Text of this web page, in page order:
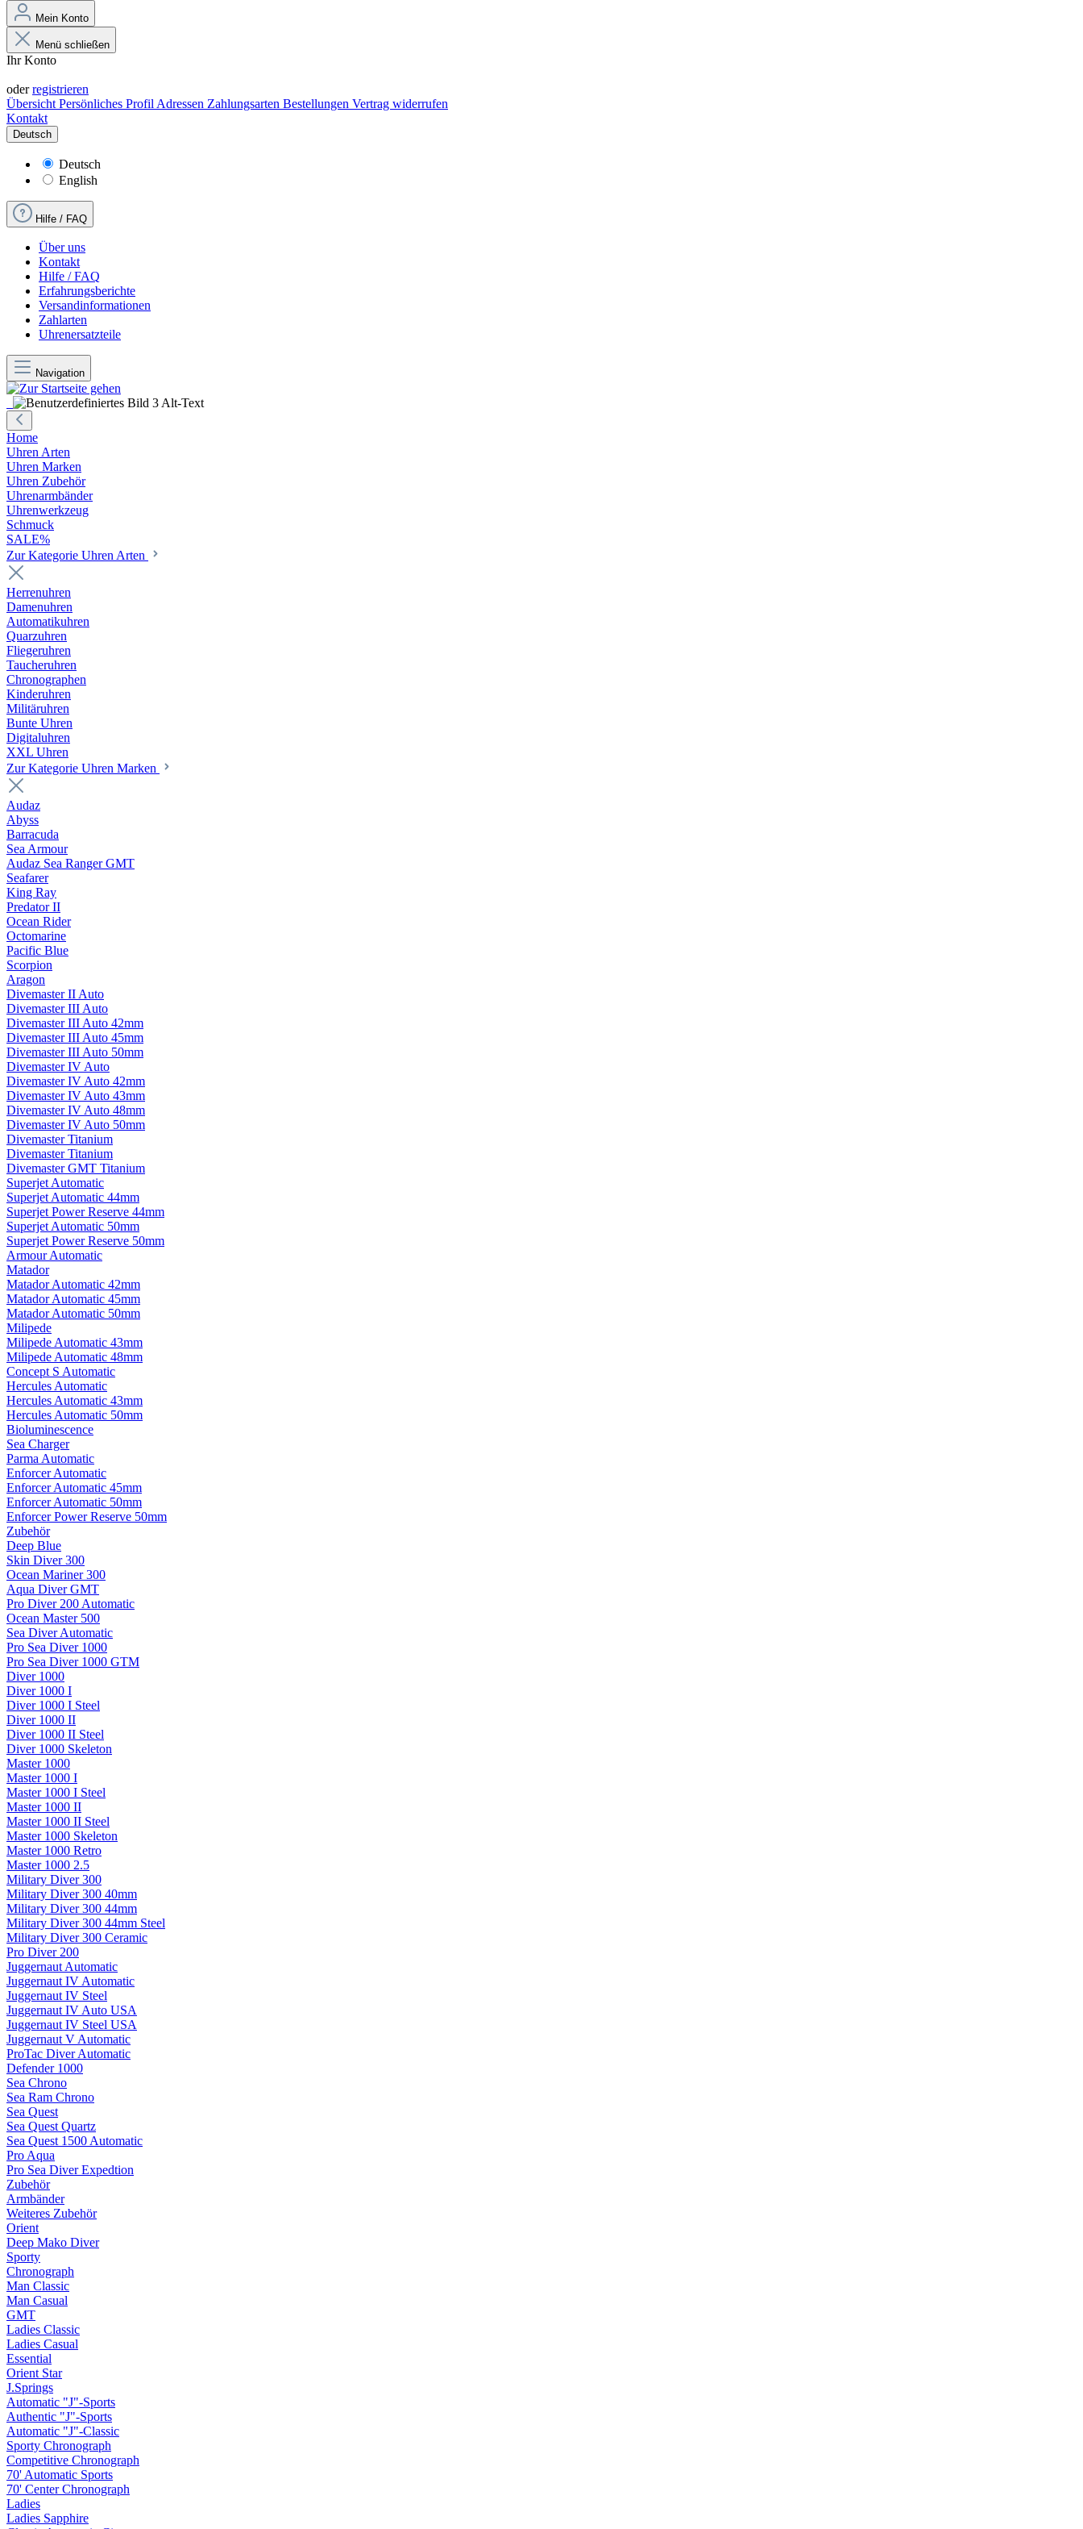
Mein Konto
Menü schließen
Ihr Konto
oderregistrieren
Übersicht Persönliches Profil Adressen Zahlungsarten Bestellungen Vertrag widerrufen
Kontakt
Deutsch
Deutsch
English
Hilfe / FAQ
Über uns
Kontakt
Hilfe / FAQ
Erfahrungsberichte
Versandinformationen
Zahlarten
Uhrenersatzteile
Navigation
Home
Uhren Arten
Uhren Marken
Uhren Zubehör
Uhrenarmbänder
Uhrenwerkzeug
Schmuck
SALE%
Zur Kategorie Uhren Arten
Herrenuhren
Damenuhren
Automatikuhren
Quarzuhren
Fliegeruhren
Taucheruhren
Chronographen
Kinderuhren
Militäruhren
Bunte Uhren
Digitaluhren
XXL Uhren
Zur Kategorie Uhren Marken
Audaz
Abyss
Barracuda
Sea Armour
Audaz Sea Ranger GMT
Seafarer
King Ray
Predator II
Ocean Rider
Octomarine
Pacific Blue
Scorpion
Aragon
Divemaster II Auto
Divemaster III Auto
Divemaster III Auto 42mm
Divemaster III Auto 45mm
Divemaster III Auto 50mm
Divemaster IV Auto
Divemaster IV Auto 42mm
Divemaster IV Auto 43mm
Divemaster IV Auto 48mm
Divemaster IV Auto 50mm
Divemaster Titanium
Divemaster Titanium
Divemaster GMT Titanium
Superjet Automatic
Superjet Automatic 44mm
Superjet Power Reserve 44mm
Superjet Automatic 50mm
Superjet Power Reserve 50mm
Armour Automatic
Matador
Matador Automatic 42mm
Matador Automatic 45mm
Matador Automatic 50mm
Milipede
Milipede Automatic 43mm
Milipede Automatic 48mm
Concept S Automatic
Hercules Automatic
Hercules Automatic 43mm
Hercules Automatic 50mm
Bioluminescence
Sea Charger
Parma Automatic
Enforcer Automatic
Enforcer Automatic 45mm
Enforcer Automatic 50mm
Enforcer Power Reserve 50mm
Zubehör
Deep Blue
Skin Diver 300
Ocean Mariner 300
Aqua Diver GMT
Pro Diver 200 Automatic
Ocean Master 500
Sea Diver Automatic
Pro Sea Diver 1000
Pro Sea Diver 1000 GTM
Diver 1000
Diver 1000 I
Diver 1000 I Steel
Diver 1000 II
Diver 1000 II Steel
Diver 1000 Skeleton
Master 1000
Master 1000 I
Master 1000 I Steel
Master 1000 II
Master 1000 II Steel
Master 1000 Skeleton
Master 1000 Retro
Master 1000 2.5
Military Diver 300
Military Diver 300 40mm
Military Diver 300 44mm
Military Diver 300 44mm Steel
Military Diver 300 Ceramic
Pro Diver 200
Juggernaut Automatic
Juggernaut IV Automatic
Juggernaut IV Steel
Juggernaut IV Auto USA
Juggernaut IV Steel USA
Juggernaut V Automatic
ProTac Diver Automatic
Defender 1000
Sea Chrono
Sea Ram Chrono
Sea Quest
Sea Quest Quartz
Sea Quest 1500 Automatic
Pro Aqua
Pro Sea Diver Expedtion
Zubehör
Armbänder
Weiteres Zubehör
Orient
Deep Mako Diver
Sporty
Chronograph
Man Classic
Man Casual
GMT
Ladies Classic
Ladies Casual
Essential
Orient Star
J.Springs
Automatic "J"-Sports
Authentic "J"-Sports
Automatic "J"-Classic
Sporty Chronograph
Competitive Chronograph
70' Automatic Sports
70' Center Chronograph
Ladies
Ladies Sapphire